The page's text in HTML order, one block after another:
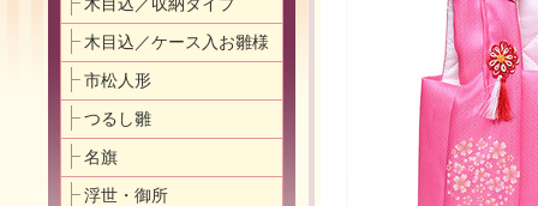
木目込／ケース入お雛様
市松人形
つるし雛
名旗
浮世・御所